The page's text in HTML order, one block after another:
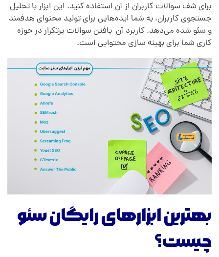
برای شف سوالات کاربران از آن استفاده کنید. این ابزار با تحلیل
جستجوی کاربران، به شما ایده‌هایی برای تولید محتوای هدفمند
و سئو شده می‌دهد. کاربرد آن یافتن سوالات پرتکرار در حوزه
کاری شما برای بهینه‌ سازی محتوایی است.
بهترین ابزارهای رایگان سئو
چیست؟